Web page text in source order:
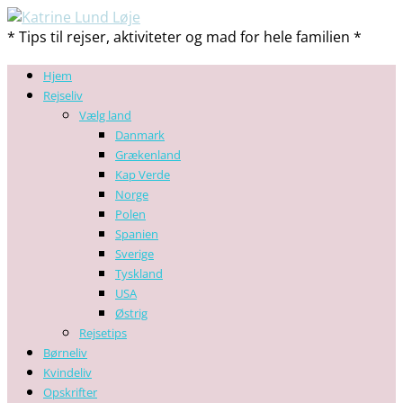
* Tips til rejser, aktiviteter og mad for hele familien *
Hjem
Rejseliv
Vælg land
Danmark
Grækenland
Kap Verde
Norge
Polen
Spanien
Sverige
Tyskland
USA
Østrig
Rejsetips
Børneliv
Kvindeliv
Opskrifter